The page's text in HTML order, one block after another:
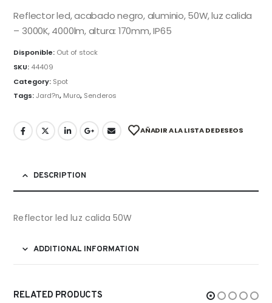
Reflector led, acabado negro, aluminio, 50W, luz calida
– 3000K, 4000lm, altura: 170mm, IP65
Disponible: Out of stock
SKU: 44409
Category: Spot
Tags:Jard?n, Muro, Senderos
AÑADIR A LA LISTA DE DESEOS
DESCRIPTION
Reflector led luz calida 50W
ADDITIONAL INFORMATION
RELATED PRODUCTS